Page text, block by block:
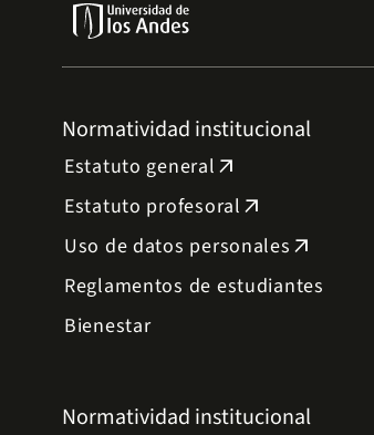
Normatividad institucional
Estatuto general arrow_outward
Estatuto profesoral arrow_outward
Uso de datos personales arrow_outward
Reglamentos de estudiantes
Bienestar
Normatividad institucional